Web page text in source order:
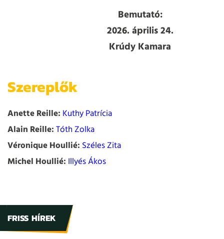
Bemutató:
2026. április 24.
Krúdy Kamara
Szereplők
Anette Reille: Kuthy Patrícia
Alain Reille:Tóth Zolka
Véronique Houllié: Széles Zita
Michel Houllié: Illyés Ákos
FRISS HÍREK